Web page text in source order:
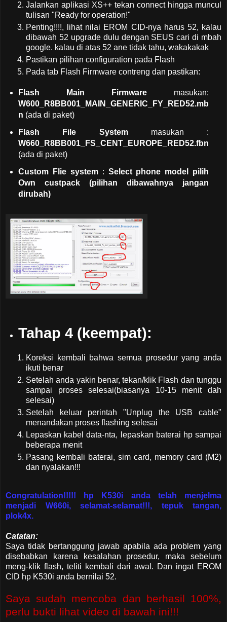
Jalankan aplikasi XS++ tekan connect hingga muncul
tulisan "Ready for operation!"
Penting!!!!, lihat nilai EROM CID-nya harus 52, kalau
dibawah 52 upgrade dulu dengan SEUS cari di mbah
google. kalau di atas 52 ane tidak tahu, wakakakak
Pastikan pilihan configuration pada Flash
Pada tab Flash Firmware contreng dan pastikan:
Flash Main Firmware masukan:
W600_R8BB001_MAIN_GENERIC_FY_RED52.mb
n (ada di paket)
Flash File Systemmasukan :
W660_R8BB001_FS_CENT_EUROPE_RED52.fbn
(ada di paket)
Custom Flie system: Select phone model pilih
Own custpack (pilihan dibawahnya jangan
dirubah)
Tahap 4 (keempat):
Koreksi kembali bahwa semua prosedur yang anda
ikuti benar
Setelah anda yakin benar, tekan/klik Flash dan tunggu
sampai proses selesai(biasanya 10-15 menit dah
selesai)
Setelah keluar perintah "Unplug the USB cable"
menandakan proses flashing selesai
Lepaskan kabel data-nta, lepaskan baterai hp sampai
beberapa menit
Pasang kembali baterai, sim card, memory card (M2)
dan nyalakan!!!
Congratulation!!!!! hp K530i anda telah menjelma
menjadi W660i, selamat-selamat!!!, tepuk tangan,
plok4x.
Catatan:
Saya tidak bertanggung jawab apabila ada problem yang
disebabkan karena kesalahan prosedur, maka sebelum
meng-klik flash, teliti kembali dari awal. Dan ingat EROM
CID hp K530i anda bernilai 52.
Saya sudah mencoba dan berhasil 100%,
perlu bukti lihat video di bawah ini!!!